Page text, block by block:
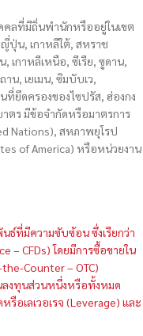
คลที่มีถิ่นพำนักหรืออยู่ในเขต
ปุ่น, เกาหลีใต้, สหราช
เกาหลีเหนือ, ซีเรีย, ซูดาน,
น, เยเมน, ซิมบับเว,
ที่ยึดครองของไซปรัส, ฮ่องกง
ตร มีข้อจำกัดหรือมาตรการ
Nations), สหภาพยุโรป
of America) หรือหน่วยงาน
ธ์ที่มีความซับซ้อน ซึ่งเรียกว่า
– CFDs) โดยมีการซื้อขายใน
Counter – OTC)
ลงทุนส่วนหนึ่งหรือทั้งหมด
รือเลเวอเรจ (Leverage) และ